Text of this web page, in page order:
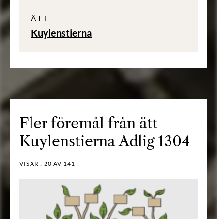
ÄTT
Kuylenstierna
Fler föremål från ätt
Kuylenstierna Adlig 1304
VISAR : 20 AV 141